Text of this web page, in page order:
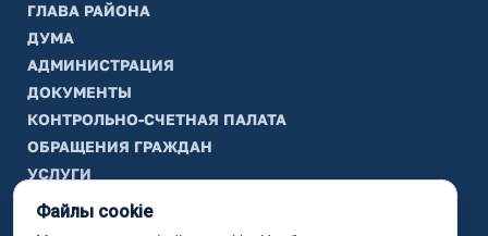
ГЛАВА РАЙОНА
ДУМА
АДМИНИСТРАЦИЯ
ДОКУМЕНТЫ
КОНТРОЛЬНО-СЧЕТНАЯ ПАЛАТА
ОБРАЩЕНИЯ ГРАЖДАН
УСЛУГИ
ТИК
Файлы cookie